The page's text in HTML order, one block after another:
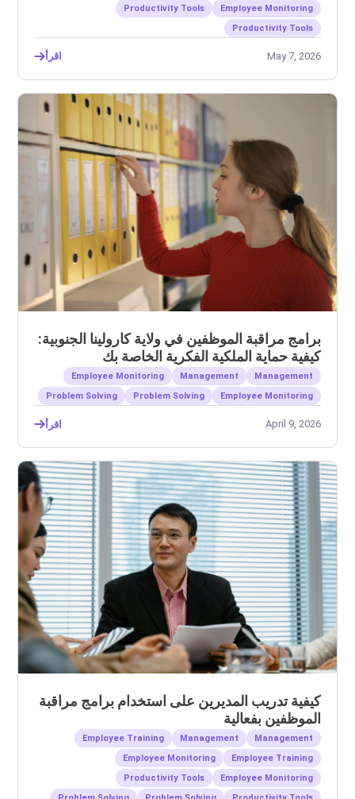
Employee Monitoring
Productivity Tools
Productivity Tools
May 7, 2026 اقرأ
برامج مراقبة الموظفين في ولاية كارولينا الجنوبية:
كيفية حماية الملكية الفكرية الخاصة بك
Management
Management
Employee Monitoring
Employee Monitoring
Problem Solving
Problem Solving
April 9, 2026 اقرأ
كيفية تدريب المديرين على استخدام برامج مراقبة
الموظفين بفعالية
Management
Management
Employee Training
Employee Training
Employee Monitoring
Employee Monitoring
Productivity Tools